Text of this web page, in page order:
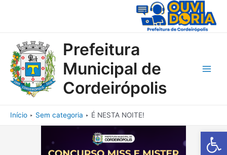
Barra de
Prefeitura
Municipal de
Cordeirópolis
Início Sem categoria É NESTA NOITE!